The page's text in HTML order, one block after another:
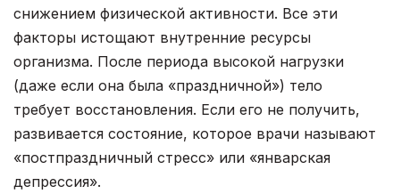
снижением физической активности. Все эти
факторы истощают внутренние ресурсы
организма. После периода высокой нагрузки
(даже если она была «праздничной») тело
требует восстановления. Если его не получить,
развивается состояние, которое врачи называют
«постпраздничный стресс» или «январская
депрессия».